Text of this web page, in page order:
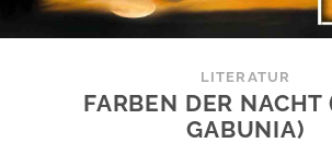
LITERATUR
FARBEN DER NACHT
GABUNIA)